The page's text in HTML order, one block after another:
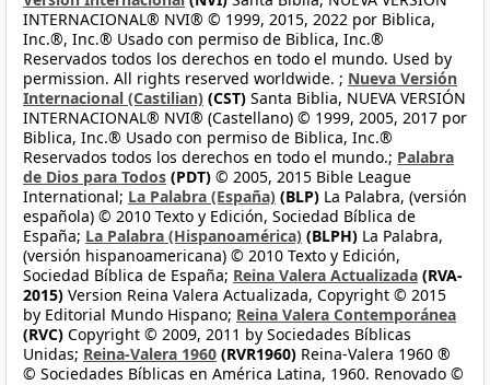
INTERNACIONAL® NVI® © 1999, 2015, 2022 por Biblica,
Inc.®, Inc.® Usado con permiso de Biblica, Inc.®
Reservados todos los derechos en todo el mundo. Used by
permission. All rights reserved worldwide. ; Nueva Versión
Internacional (Castilian) (CST) Santa Biblia, NUEVA VERSIÓN
INTERNACIONAL® NVI® (Castellano) © 1999, 2005, 2017 por
Biblica, Inc.® Usado con permiso de Biblica, Inc.®
Reservados todos los derechos en todo el mundo.; Palabra
de Dios para Todos (PDT) © 2005, 2015 Bible League
International; La Palabra (España) (BLP) La Palabra, (versión
española) © 2010 Texto y Edición, Sociedad Bíblica de
España; La Palabra (Hispanoamérica) (BLPH) La Palabra,
(versión hispanoamericana) © 2010 Texto y Edición,
Sociedad Bíblica de España; Reina Valera Actualizada (RVA-
2015) Version Reina Valera Actualizada, Copyright © 2015
by Editorial Mundo Hispano; Reina Valera Contemporánea
(RVC) Copyright © 2009, 2011 by Sociedades Bíblicas
Unidas; Reina-Valera 1960 (RVR1960) Reina-Valera 1960 ®
© Sociedades Bíblicas en América Latina, 1960. Renovado ©